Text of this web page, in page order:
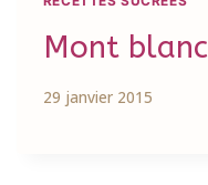
Mont blanc
29 janvier 2015